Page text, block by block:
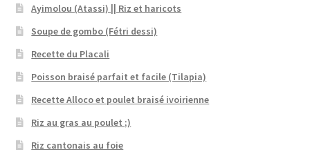
Ayimolou (Atassi) || Riz et haricots
Soupe de gombo (Fétri dessi)
Recette du Placali
Poisson braisé parfait et facile (Tilapia)
Recette Alloco et poulet braisé ivoirienne
Riz au gras au poulet ;)
Riz cantonais au foie